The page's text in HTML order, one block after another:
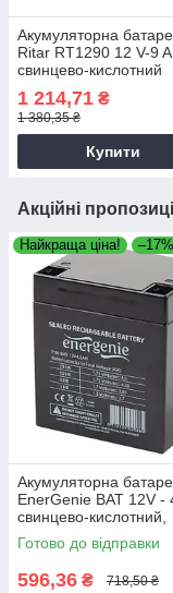
Акумуляторна
Ritar RT1290 12 V-9
свинцево-кислотний
1 214,71 ₴
1 380,35 ₴
Купити
Акційні
Найкраща ціна! –17%
Акумуляторна
EnerGenie BAT 12V -
свинцево-кислотний,
акумулятор для
Готово до відправки
596,36 ₴ 718,50 ₴